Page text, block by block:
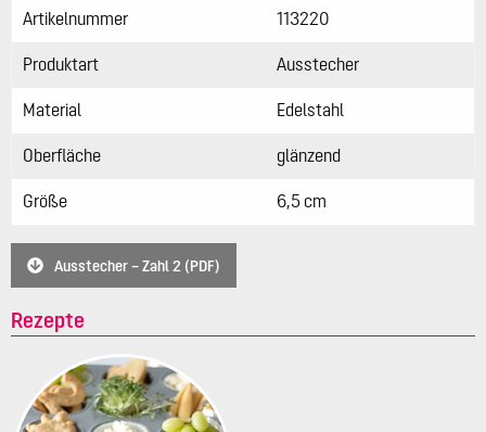
Artikelnummer 113220
Produktart Ausstecher
Material Edelstahl
Oberfläche glänzend
Größe 6,5 cm
Ausstecher – Zahl 2 (PDF)
Rezepte